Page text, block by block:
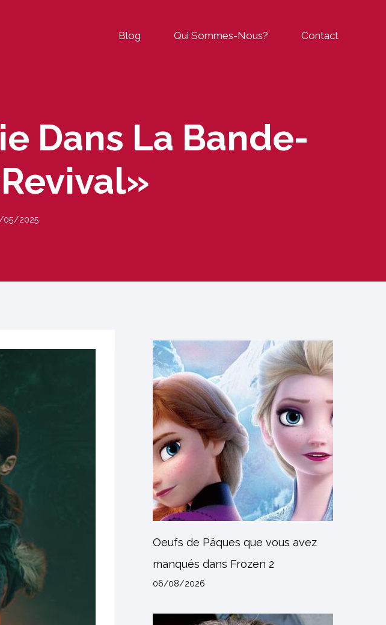
Blog Qui Sommes-Nous? Contact
Dans La Bande-
05/2025
Oeufs de Pâques que vous avez
manqués dans Frozen 2
06/08/2026